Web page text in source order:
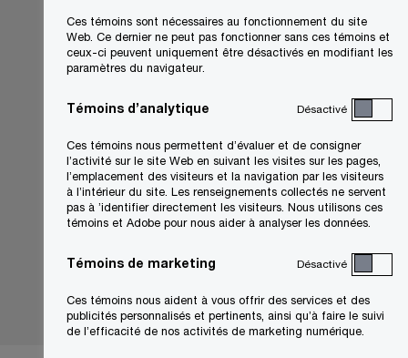
Ces témoins sont nécessaires au fonctionnement du site
Web. Ce dernier ne peut pas fonctionner sans ces témoins et
ceux-ci peuvent uniquement être désactivés en modifiant les
paramètres du navigateur.
Témoins d’analytique Désactivé
Ces témoins nous permettent d’évaluer et de consigner
l’activité sur le site Web en suivant les visites sur les pages,
l’emplacement des visiteurs et la navigation par les visiteurs
à l’intérieur du site. Les renseignements collectés ne servent
pas à ’identifier directement les visiteurs. Nous utilisons ces
témoins et Adobe pour nous aider à analyser les données.
Témoins de marketing Désactivé
Ces témoins nous aident à vous offrir des services et des
publicités personnalisés et pertinents, ainsi qu’à faire le suivi
de l’efficacité de nos activités de marketing numérique.